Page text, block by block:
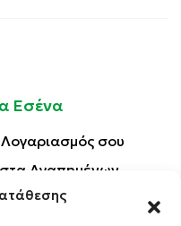
Εσένα
σου
Αγαπημένων
Παραγγελίες σου